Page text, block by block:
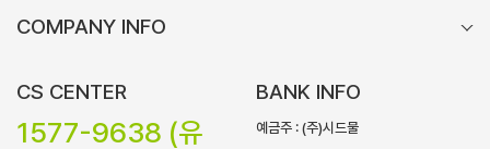
COMPANY INFO
CS CENTER
1577-9638 (유
BANK INFO
예금주 : (주)시드물